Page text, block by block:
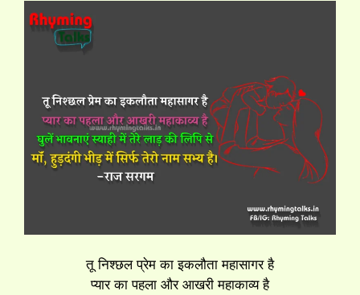
तू निश्छल प्रेम का इकलौता महासागर है
प्यार का पहला और आखरी महाकाव्य है